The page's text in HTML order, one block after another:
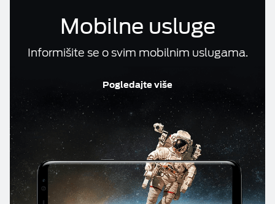
KONTAKTMobilne usluge
Informišite se o svim mobilnim uslugama.
Pogledajte više